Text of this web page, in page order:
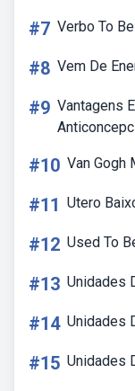
#7 Verbo To
#8 Vem De
#9 Vantagens
#10 Van Gogh
#11 Utero
#12 Used To
#13 Unidades
#14 Unidades
#15 Unidades